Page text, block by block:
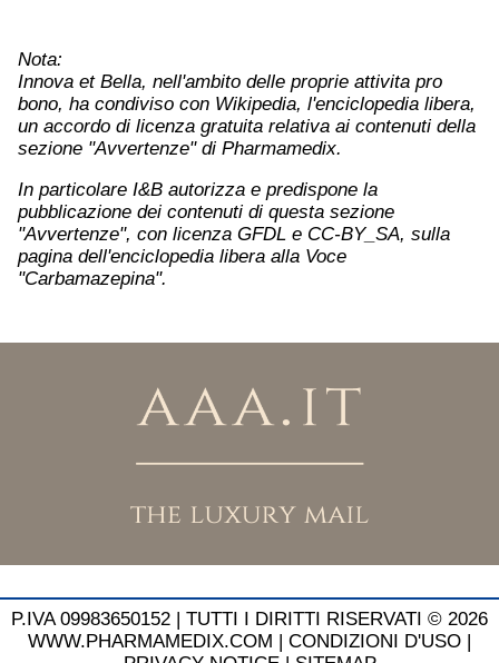
Nota:
Innova et Bella, nell'ambito delle proprie attivita pro
bono, ha condiviso con Wikipedia, l'enciclopedia libera,
un accordo di licenza gratuita relativa ai contenuti della
sezione "Avvertenze" di Pharmamedix.
In particolare I&B autorizza e predispone la
pubblicazione dei contenuti di questa sezione
"Avvertenze", con licenza GFDL e CC-BY_SA, sulla
pagina dell'enciclopedia libera alla Voce
"Carbamazepina".
P.IVA 09983650152 | TUTTI I DIRITTI RISERVATI © 2026
WWW.PHARMAMEDIX.COM | CONDIZIONI D'USO |